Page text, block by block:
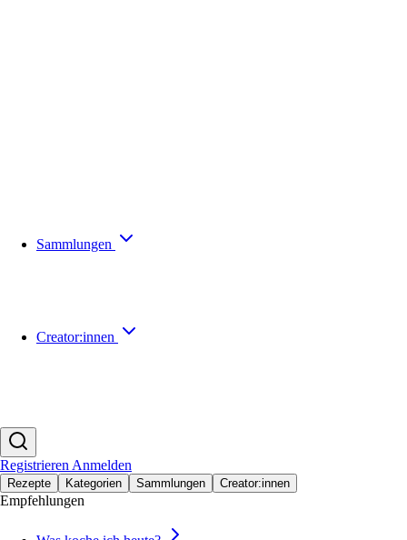
Sammlungen
Creator:innen
Registrieren Anmelden
Rezepte Kategorien Sammlungen Creator:innen
Empfehlungen